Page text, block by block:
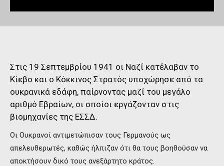
Στις 19 Σεπτεμβρίου 1941 οι Ναζί κατέλαβαν το
Κίεβο και ο Κόκκινος Στρατός υποχώρησε από τα
ουκρανικά εδάφη, παίρνοντας μαζί του μεγάλο
αριθμό Εβραίων, οι οποίοι εργάζονταν στις
βιομηχανίες της ΕΣΣΔ.
Οι Ουκρανοί αντιμετώπισαν τους Γερμανούς ως
απελευθερωτές, καθώς ήλπιζαν ότι θα τους βοηθούσαν να
αποκτήσουν δικό τους ανεξάρτητο κράτος.